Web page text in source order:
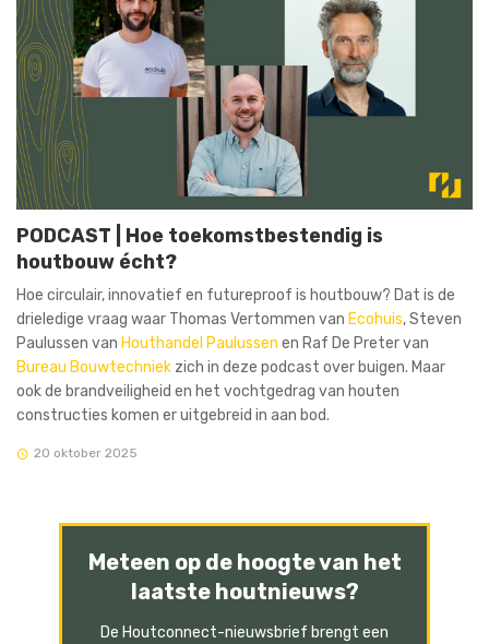
PODCAST | Hoe toekomstbestendig is
houtbouw écht?
Hoe circulair, innovatief en futureproof is houtbouw? Dat is de
drieledige vraag waar Thomas Vertommen van Ecohuis, Steven
Paulussen van Houthandel Paulussen en Raf De Preter van
Bureau Bouwtechniek zich in deze podcast over buigen. Maar
ook de brandveiligheid en het vochtgedrag van houten
constructies komen er uitgebreid in aan bod.
20 oktober 2025
Meteen op de hoogte van het
laatste houtnieuws?
De Houtconnect-nieuwsbrief brengt een